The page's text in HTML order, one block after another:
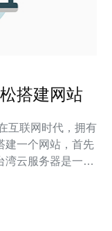
搭建网站
建一个网站，首先
湾云服务器是一个
中国大陆地区对